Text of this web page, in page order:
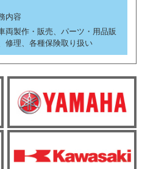
内容
両製作・販売、パーツ・用品販
修理、各種保険取り扱い